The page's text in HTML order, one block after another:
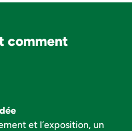
comment
et l’exposition, un